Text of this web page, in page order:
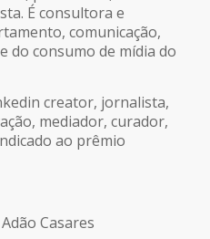
É consultora e
comunicação,
do consumo de mídia do
creator, jornalista,
mediador, curador,
ao prêmio
Casares